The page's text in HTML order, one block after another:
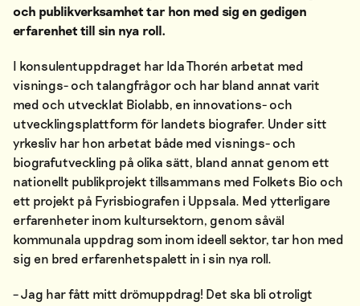
och publikverksamhet tar hon med sig en gedigen
erfarenhet till sin nya roll.
I konsulentuppdraget har Ida Thorén arbetat med
visnings- och talangfrågor och har bland annat varit
med och utvecklat Biolabb, en innovations- och
utvecklingsplattform för landets biografer. Under sitt
yrkesliv har hon arbetat både med visnings- och
biografutveckling på olika sätt, bland annat genom ett
nationellt publikprojekt tillsammans med Folkets Bio och
ett projekt på Fyrisbiografen i Uppsala. Med ytterligare
erfarenheter inom kultursektorn, genom såväl
kommunala uppdrag som inom ideell sektor, tar hon med
sig en bred erfarenhetspalett in i sin nya roll.
– Jag har fått mitt drömuppdrag! Det ska bli otroligt